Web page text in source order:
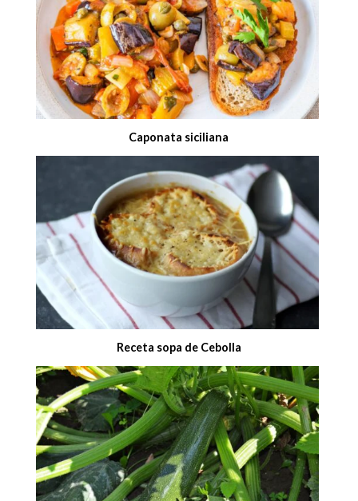
Caponata siciliana
Receta sopa de Cebolla